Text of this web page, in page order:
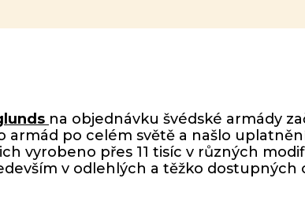
na objednávku švédské armády
armád po celém světě a našlo
vyrobeno přes 11 tisíc v různých
v odlehlých a těžko dostupných